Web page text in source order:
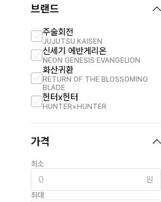
브랜드
주술회전
JUJUTSU KAISEN
신세기 에반게리온
NEON GENESIS EVANGELION
화산귀환
RETURN OF THE BLOSSOMING
BLADE
헌터x헌터
HUNTER×HUNTER
가격
최소
원
최대